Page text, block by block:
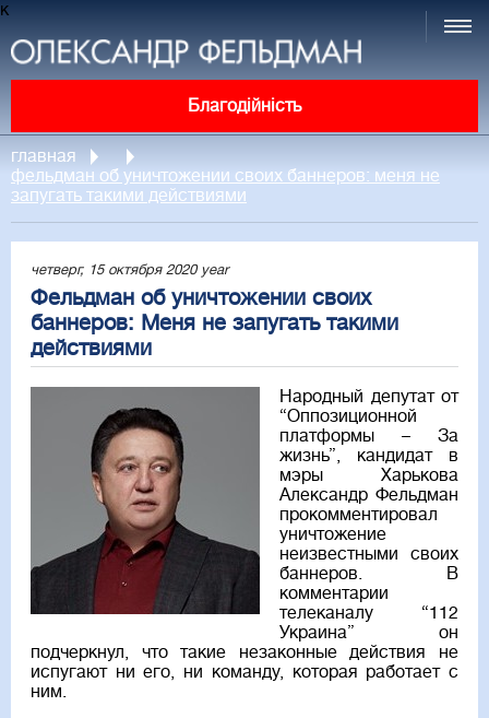
к
Благодійність
главная
фельдман об уничтожении своих баннеров: меня не
запугать такими действиями
четверг, 15 октября 2020 year
Фельдман об уничтожении своих
баннеров: Меня не запугать такими
действиями
Народный депутат от
“Оппозиционной
платформы – За
жизнь”, кандидат в
мэры Харькова
Александр Фельдман
прокомментировал
уничтожение
неизвестными своих
баннеров. В
комментарии
телеканалу “112
Украина” он
подчеркнул, что такие незаконные действия не
испугают ни его, ни команду, которая работает с
ним.